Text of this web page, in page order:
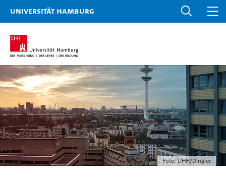
Universität Hamburg
Foto: UHH/Dingler